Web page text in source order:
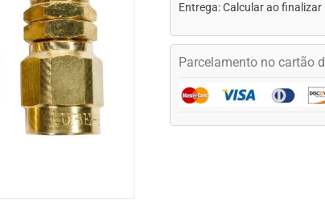
Entrega: Calcular ao finalizar
Parcelamento no cartão